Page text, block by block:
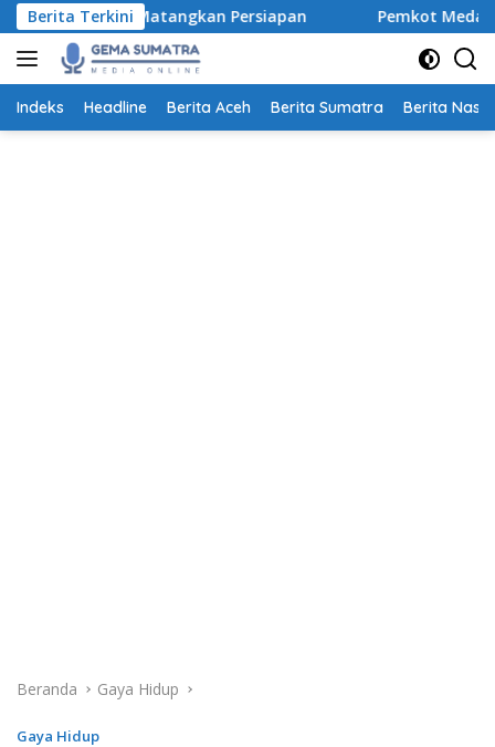
Langsung
ke
konten
Berita Terkini
Matangkan Persiapan Pemkot Medan Dorong Ayah
Indeks Headline Berita Aceh Berita Sumatra Berita
Beranda Gaya Hidup
Gaya Hidup